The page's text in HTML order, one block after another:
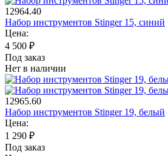
12964.40
Набор инструментов Stinger 15, синий
Цена:
4 500 ₽
Под заказ
Нет в наличии
12965.60
Набор инструментов Stinger 19, белый
Цена:
1 290 ₽
Под заказ